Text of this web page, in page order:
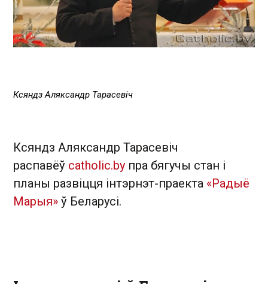
Ксяндз Аляксандр Тарасевіч
Ксяндз Аляксандр Тарасевіч
распавёў catholic.by пра бягучы стан і
планы развіцця інтэрнэт­-праекта «Радыё
Марыя» ў Беларусі.